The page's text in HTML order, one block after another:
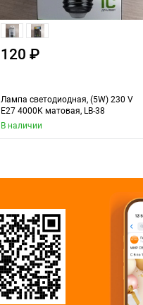
120 ₽
Лампа светодиодная, (5W) 230 V
E27 4000K матовая, LB-38
В наличии